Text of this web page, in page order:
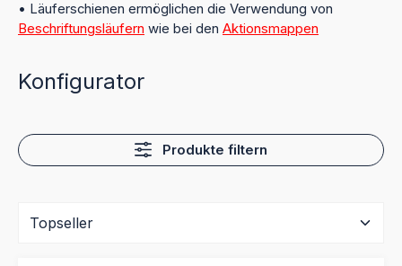
• Läuferschienen ermöglichen die Verwendung von
Beschriftungsläufern wie bei den Aktionsmappen
Konfigurator
Produkte filtern